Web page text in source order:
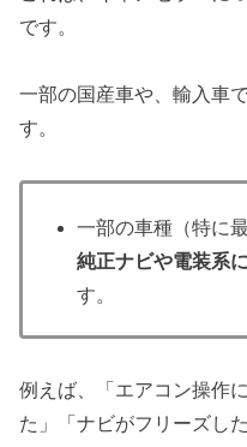
です。
一部の国産車や、輸入車
す。
一部の車種（特に
純正ナビや電装系
す。
例えば、「エアコン操作
た」「ナビがフリーズし